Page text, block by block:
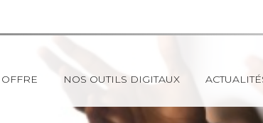
NOS OUTILS DIGITAUX